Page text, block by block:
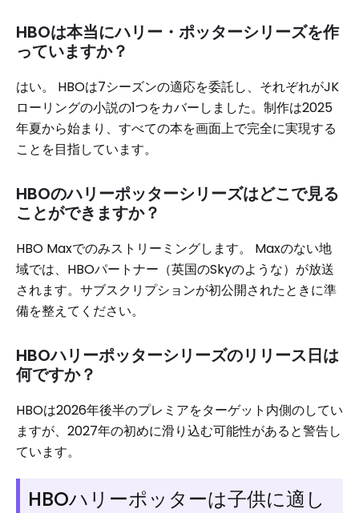
HBOは本当にハリー・ポッターシリーズを作
っていますか？
はい。 HBOは7シーズンの適応を委託し、それぞれがJK
ローリングの小説の1つをカバーしました。制作は2025
年夏から始まり、すべての本を画面上で完全に実現する
ことを目指しています。
HBOのハリーポッターシリーズはどこで見る
ことができますか？
HBO Maxでのみストリーミングします。 Maxのない地
域では、HBOパートナー（英国のSkyのような）が放送
されます。サブスクリプションが初公開されたときに準
備を整えてください。
HBOハリーポッターシリーズのリリース日は
何ですか？
HBOは2026年後半のプレミアをターゲット内側のしてい
ますが、2027年の初めに滑り込む可能性があると警告し
ています。
HBOハリーポッターは子供に適し